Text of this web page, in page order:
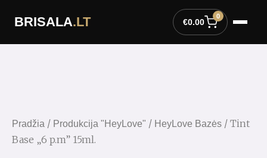
BRISALA.LT €0.00
0
Pradžia / Produkcija "HeyLove" / HeyLove Bazės / Tint
Base „6 p.m” 15ml.